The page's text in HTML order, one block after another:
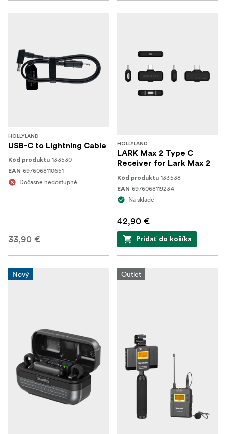
HOLLYLAND
USB-C to Lightning Cable
Kód produktu 133530
EAN 6976068110651
Dočasne nedostupné
33,90 €
HOLLYLAND
LARK Max 2 Type C
Receiver for Lark Max 2
Kód produktu 133538
EAN 6976068119234
Na sklade
42,90 €
Pridať do košíka
Nový Outlet